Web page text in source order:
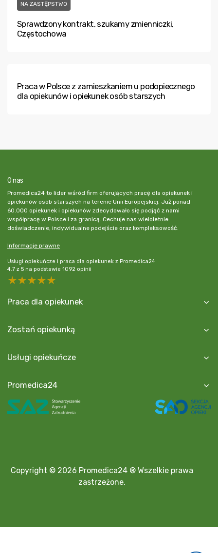
NA ZASTĘPSTWO
Sprawdzony kontrakt, szukamy zmienniczki,
Częstochowa
Praca w Polsce z zamieszkaniem u podopiecznego
dla opiekunów i opiekunek osób starszych
O nas
Promedica24 to lider wśród firm oferujących pracę dla opiekunek i
opiekunów osób starszych na terenie Unii Europejskiej. Już ponad
60.000 opiekunek i opiekunów zdecydowało się podjąć z nami
współpracę w Polsce i za granicą. Cechuje nas wieloletnie
doświadczenie, indywidualne podejście oraz kompleksowość.
Informacje prawne
Usługi opiekuńcze i praca dla opiekunek z Promedica24
4.7 z 5 na podstawie 1092 opinii
5 stars
4 stars
3 stars
2 stars
Praca dla opiekunek
Zostań opiekunką
Usługi opiekuńcze
Promedica24
Copyright © 2026 Promedica24 ® Wszelkie prawa
zastrzeżone.